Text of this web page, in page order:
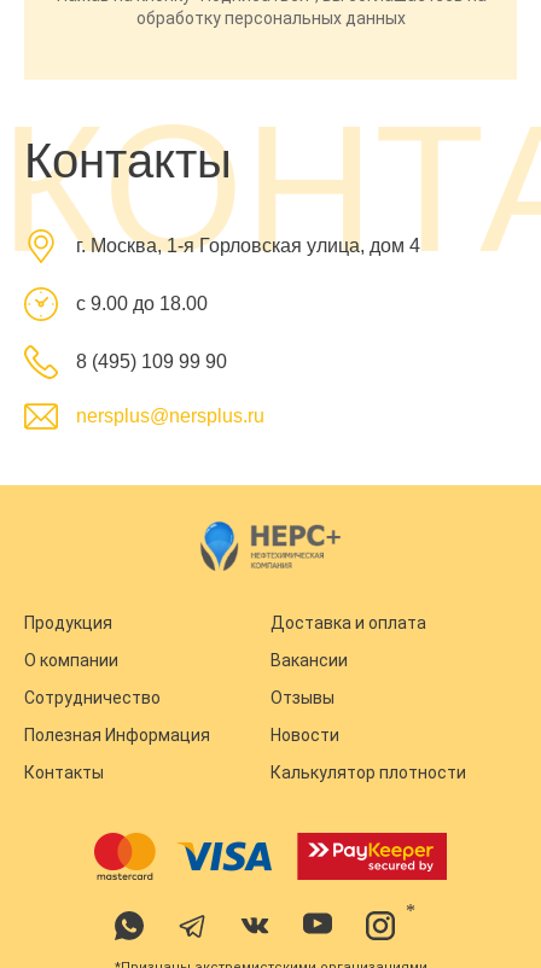
обработку персональных данных
Контакты
г. Москва, 1-я Горловская улица, дом 4
с 9.00 до 18.00
8 (495) 109 99 90
nersplus@nersplus.ru
Продукция
Доставка и оплата
О компании
Вакансии
Сотрудничество
Отзывы
Полезная Информация
Новости
Контакты
Калькулятор плотности
*